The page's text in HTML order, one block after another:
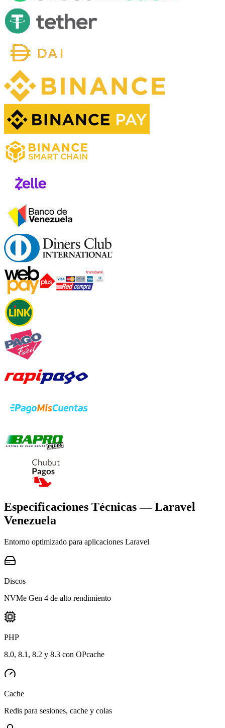
Especificaciones Técnicas — Laravel
Venezuela
Entorno optimizado para aplicaciones Laravel
Discos
NVMe Gen 4 de alto rendimiento
PHP
8.0, 8.1, 8.2 y 8.3 con OPcache
Cache
Redis para sesiones, cache y colas